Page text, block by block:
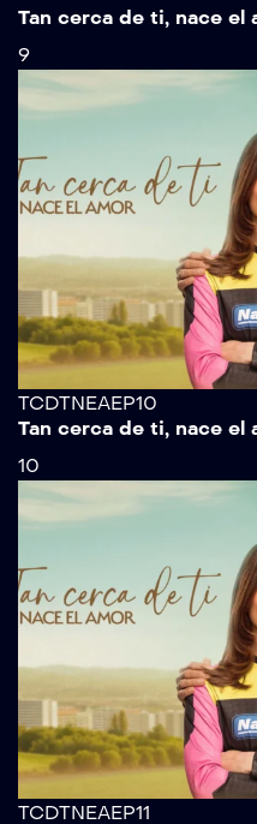
Tan cerca de ti, nace el
9
TCDTNEAEP10
Tan cerca de ti, nace el
10
TCDTNEAEP11